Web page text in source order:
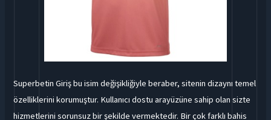
Superbetin Giriş bu isim değişikliğiyle beraber, sitenin dizaynı temel
özelliklerini korumuştur. Kullanıcı dostu arayüzüne sahip olan sizte
hizmetlerini sorunsuz bir şekilde vermektedir. Bir çok farklı bahis